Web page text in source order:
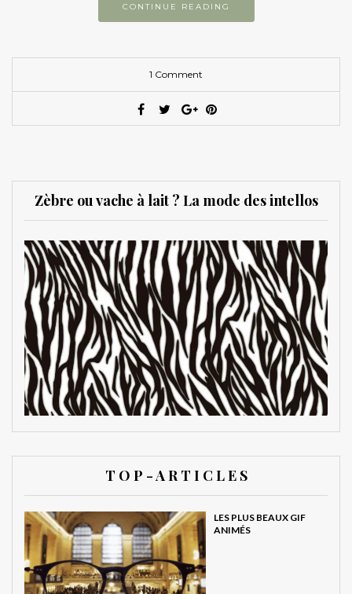
CONTINUE READING
1 Comment
Zèbre ou vache à lait ? La mode des intellos
T O P - A R T I C L E S
LES PLUS BEAUX GIF
ANIMÉS